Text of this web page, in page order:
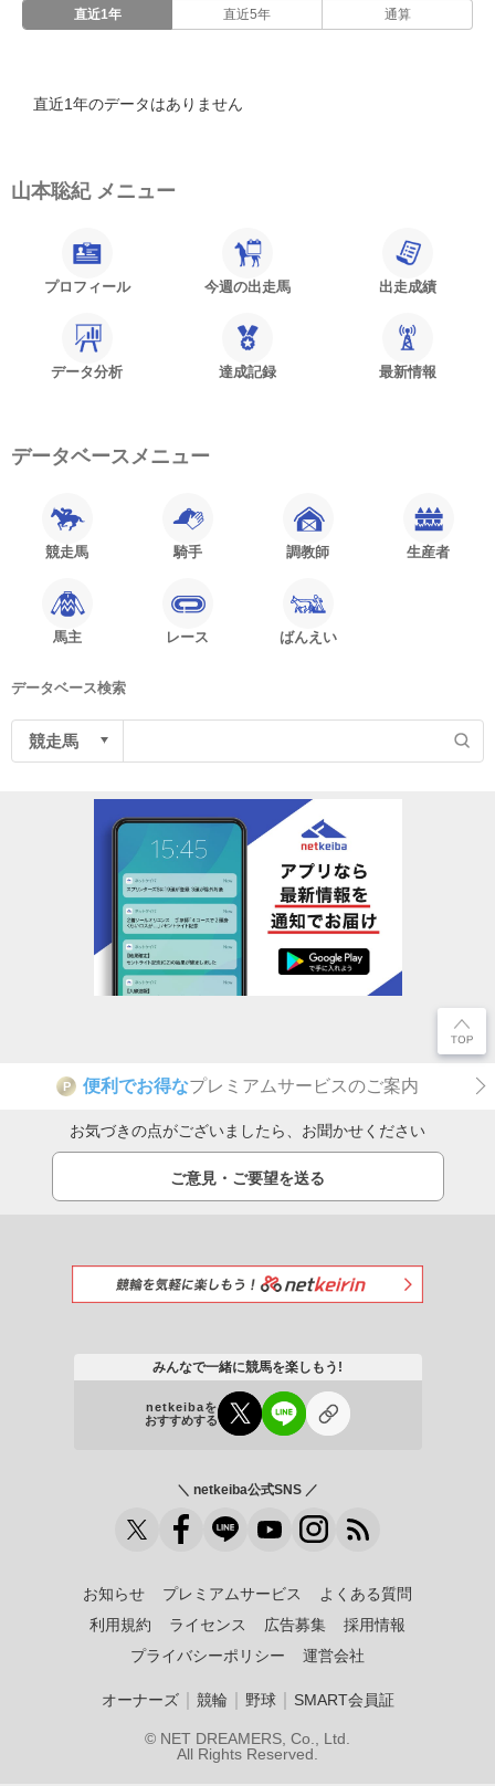
直近1年 直近5年 通算
直近1年のデータはありません
山本聡紀 メニュー
プロフィール 今週の出走馬 出走成績
データ分析 達成記録 最新情報
データベースメニュー
競走馬 騎手 調教師 生産者
馬主 レース ばんえい
データベース検索
P 便利でお得なプレミアムサービスのご案内
お気づきの点がございましたら、お聞かせください
ご意見・ご要望を送る
みんなで一緒に競馬を楽しもう!
netkeibaを
おすすめする
＼ netkeiba公式SNS ／
お知らせ プレミアムサービス
よくある質問
利用規約
ライセンス 広告募集
採用情報
プライバシーポリシー
運営会社
オーナーズ｜ 競輪 野球｜ SMART会員証
© NET DREAMERS, Co., Ltd.
All Rights Reserved.